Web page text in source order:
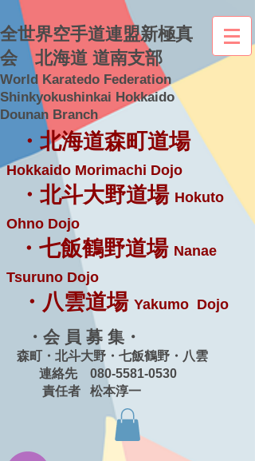
全世界空手道連盟新極真
会 北海道 道南支部
World Karatedo Federation
Shinkyokushinkai Hokkaido
Dounan Branch
・北海道森町道場
Hokkaido Morimachi Dojo
・北斗大野道場 Hokuto
Ohno Dojo
・七飯鶴野道場 Nanae
Tsuruno Dojo
・八雲道場 Yakumo Dojo
・会 員 募 集・
森町・北斗大野・七飯鶴野・八雲
連絡先 080-5581-0530
責任者 松本淳一